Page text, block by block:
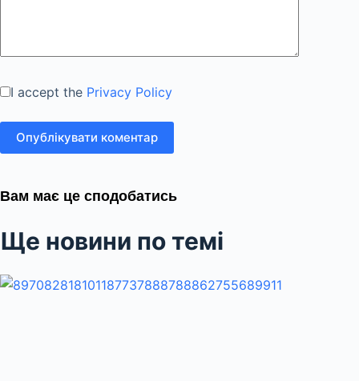
I accept the Privacy Policy
Опублікувати коментар
Вам має це сподобатись
Ще новини по темі